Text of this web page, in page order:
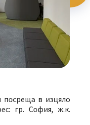
в изцяло
гр. София, ж.к.